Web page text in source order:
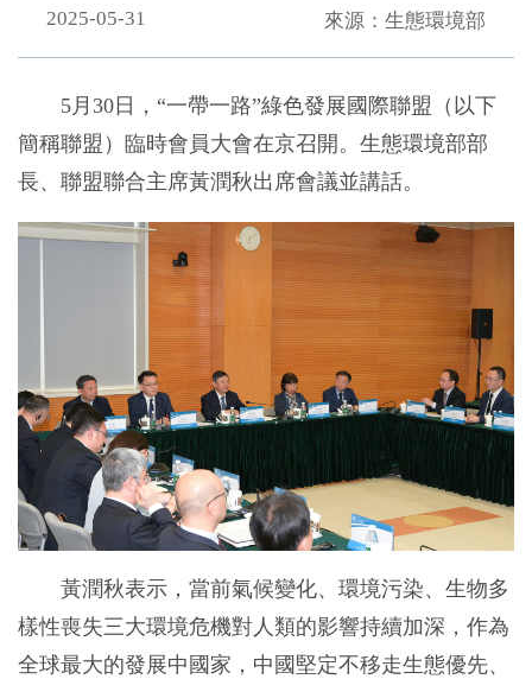
2025-05-31 來源：生態環境部
5月30日，“一帶一路”綠色發展國際聯盟（以下
簡稱聯盟）臨時會員大會在京召開。生態環境部部
長、聯盟聯合主席黃潤秋出席會議並講話。
黃潤秋表示，當前氣候變化、環境污染、生物多
樣性喪失三大環境危機對人類的影響持續加深，作為
全球最大的發展中國家，中國堅定不移走生態優先、